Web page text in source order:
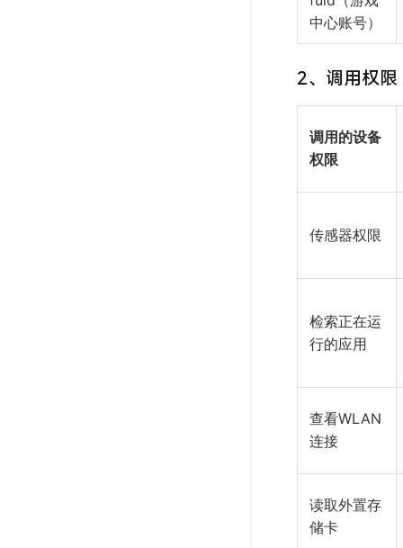
中心账号）
2、调用权限
调用的设备
权限
传感器权限
检索正在运
行的应用
查看WLAN
连接
读取外置存
储卡